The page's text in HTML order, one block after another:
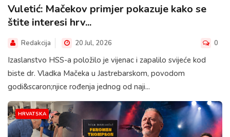
Vuletić: Mačekov primjer pokazuje kako se
štite interesi hrv...
Redakcija 20 Jul, 2026 0
Izaslanstvo HSS-a položilo je vijenac i zapalilo svijeće kod
biste dr. Vladka Mačeka u Jastrebarskom, povodom
godi&scaron;njice rođenja jednog od naji...
HRVATSKA